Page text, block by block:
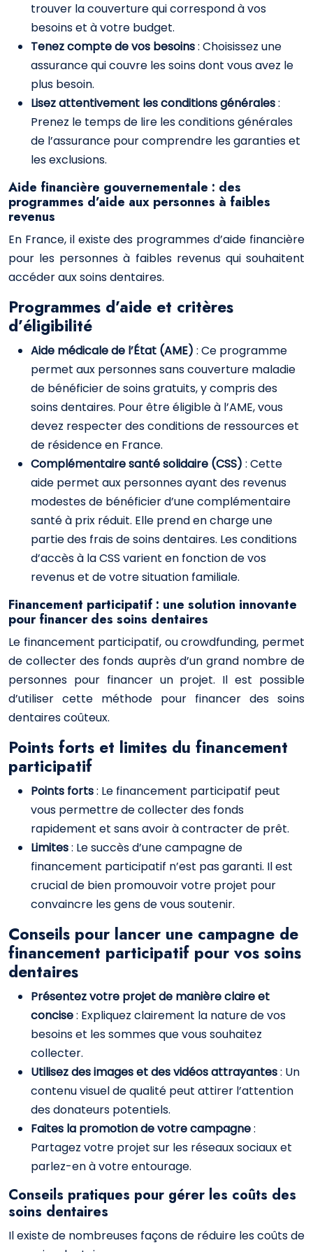
trouver la couverture qui correspond à vos
besoins et à votre budget.
Tenez compte de vos besoins: Choisissez une
assurance qui couvre les soins dont vous avez le
plus besoin.
Lisez attentivement les conditions générales:
Prenez le temps de lire les conditions générales
de l’assurance pour comprendre les garanties et
les exclusions.
Aide financière gouvernementale : des
programmes d’aide aux personnes à faibles
revenus
En France, il existe des programmes d’aide financière
pour les personnes à faibles revenus qui souhaitent
accéder aux soins dentaires.
Programmes d’aide et critères
d’éligibilité
Aide médicale de l’État (AME) : Ce programme
permet aux personnes sans couverture maladie
de bénéficier de soins gratuits, y compris des
soins dentaires. Pour être éligible à l’AME, vous
devez respecter des conditions de ressources et
de résidence en France.
Complémentaire santé solidaire (CSS) : Cette
aide permet aux personnes ayant des revenus
modestes de bénéficier d’une complémentaire
santé à prix réduit. Elle prend en charge une
partie des frais de soins dentaires. Les conditions
d’accès à la CSS varient en fonction de vos
revenus et de votre situation familiale.
Financement participatif : une solution innovante
pour financer des soins dentaires
Le financement participatif, ou crowdfunding, permet
de collecter des fonds auprès d’un grand nombre de
personnes pour financer un projet. Il est possible
d’utiliser cette méthode pour financer des soins
dentaires coûteux.
Points forts et limites du financement
participatif
Points forts: Le financement participatif peut
vous permettre de collecter des fonds
rapidement et sans avoir à contracter de prêt.
Limites: Le succès d’une campagne de
financement participatif n’est pas garanti. Il est
crucial de bien promouvoir votre projet pour
convaincre les gens de vous soutenir.
Conseils pour lancer une campagne de
financement participatif pour vos soins
dentaires
Présentez votre projet de manière claire et
concise: Expliquez clairement la nature de vos
besoins et les sommes que vous souhaitez
collecter.
Utilisez des images et des vidéos attrayantes: Un
contenu visuel de qualité peut attirer l’attention
des donateurs potentiels.
Faites la promotion de votre campagne:
Partagez votre projet sur les réseaux sociaux et
parlez-en à votre entourage.
Conseils pratiques pour gérer les coûts des
soins dentaires
Il existe de nombreuses façons de réduire les coûts de